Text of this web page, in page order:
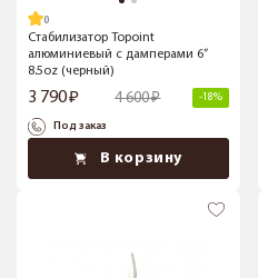
Стабилизатор Topoint
алюминиевый с дамперами 6”
8.5oz (черный)
3 790 4 600 -18%
Под заказ
В корзину